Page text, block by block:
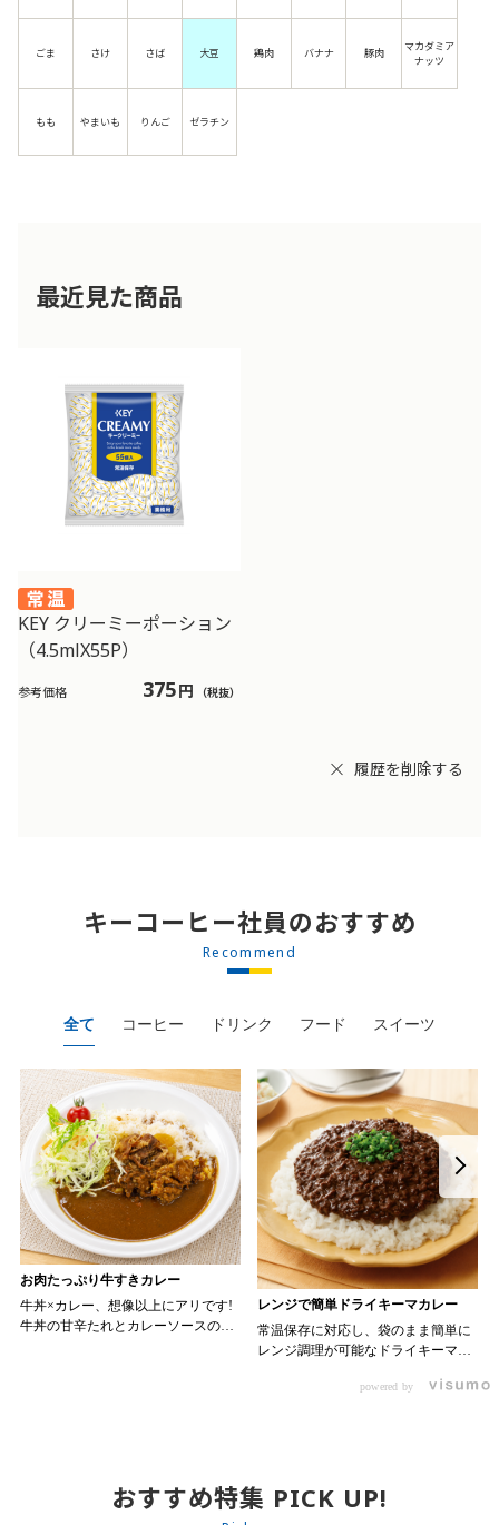
ごま さけ さば 大豆 鶏肉 バナナ 豚肉
マカダミア
ナッツ
もも やまいも りんご ゼラチン
最近見た商品
KEY クリーミーポーション
（4.5mlX55P）
参考価格 375円 （税抜）
履歴を削除する
キーコーヒー社員のおすすめ
Recommend
全て コーヒー ドリンク フード スイーツ
お肉たっぷり牛すきカレー
牛丼×カレー、想像以上にアリです!
牛丼の甘辛たれとカレーソースのス
丼の素を中央にのせます。 3. 手前
からカレーソースをかけ、サラダを
レンジで簡単ドライキーマカレー
常温保存に対応し、袋のまま簡単に
レンジ調理が可能なドライキーマカ
オリジナルメニューにアレンジも可
powered by
おすすめ特集 PICK UP!